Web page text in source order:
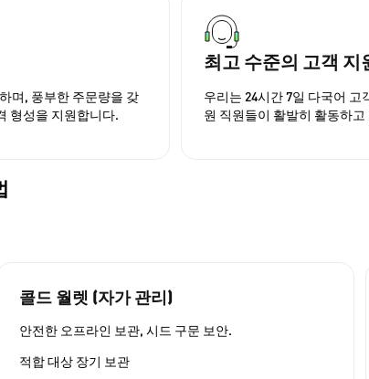
며, 풍부한 주문량을 갖
형성을 지원합니다.
최고 수준의 고객 지
우리는 24시간 7일 다국어
원 직원들이 활발히 활동하고
콜드 월렛 (자가 관리)
안전한 오프라인 보관, 시드 구문 보안.
적합 대상 장기 보관